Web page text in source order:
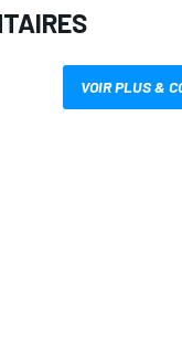
VOIR PLUS &